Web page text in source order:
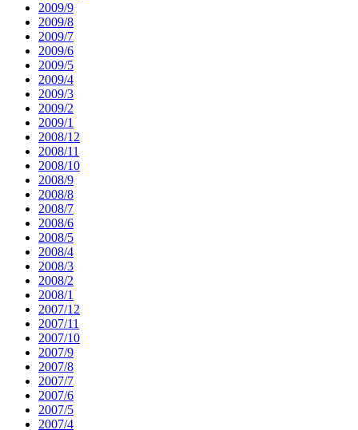
2009/9
2009/8
2009/7
2009/6
2009/5
2009/4
2009/3
2009/2
2009/1
2008/12
2008/11
2008/10
2008/9
2008/8
2008/7
2008/6
2008/5
2008/4
2008/3
2008/2
2008/1
2007/12
2007/11
2007/10
2007/9
2007/8
2007/7
2007/6
2007/5
2007/4